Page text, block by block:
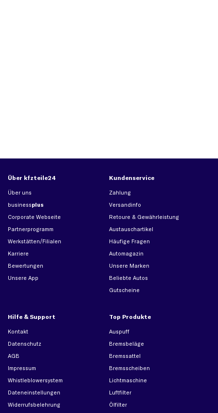
Über kfzteile24
Über uns
businessplus
Corporate Webseite
Partnerprogramm
Werkstätten/Filialen
Karriere
Bewertungen
Unsere App
Kundenservice
Zahlung
Versandinfo
Retoure & Gewährleistung
Austauschartikel
Häufige Fragen
Automagazin
Unsere Marken
Beliebte Autos
Gutscheine
Hilfe & Support
Kontakt
Datenschutz
AGB
Impressum
Whistleblowersystem
Dateneinstellungen
Widerrufsbelehrung
Top Produkte
Auspuff
Bremsbeläge
Bremssattel
Bremsscheiben
Lichtmaschine
Luftfilter
Ölfilter